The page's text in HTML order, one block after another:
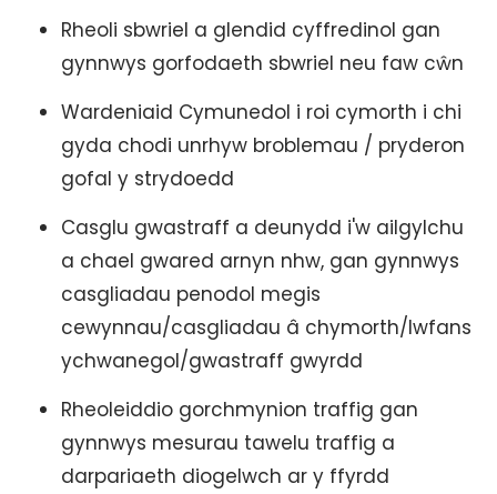
Rheoli sbwriel a glendid cyffredinol gan
gynnwys gorfodaeth sbwriel neu faw cŵn
Wardeniaid Cymunedol i roi cymorth i chi
gyda chodi unrhyw broblemau / pryderon
gofal y strydoedd
Casglu gwastraff a deunydd i'w ailgylchu
a chael gwared arnyn nhw, gan gynnwys
casgliadau penodol megis
cewynnau/casgliadau â chymorth/lwfans
ychwanegol/gwastraff gwyrdd
Rheoleiddio gorchmynion traffig gan
gynnwys mesurau tawelu traffig a
darpariaeth diogelwch ar y ffyrdd